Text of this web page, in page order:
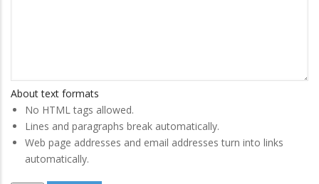
About text formats
No HTML tags allowed.
Lines and paragraphs break automatically.
Web page addresses and email addresses turn into links
automatically.